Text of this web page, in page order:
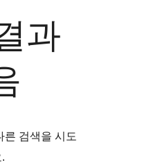
과
른 검색을 시도